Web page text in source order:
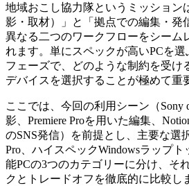
地域おこし協力隊というミッション
影・取材）」と「拠点での編集・発
異なる二つのワークフローをシーム
れます。単にスペックが高いPCを
フェーズで、どのような制約を受け
デバイスを選択することが極めて重
ここでは、今回の利用シーン（Sony
影、Premiere Proを用いた編集、
のSNS発信）を前提とし、主要な選
Pro、ハイスペックWindowsラップ
能PCの3つのカテゴリーに分け、そ
クとトレードオフを徹底的に比較し